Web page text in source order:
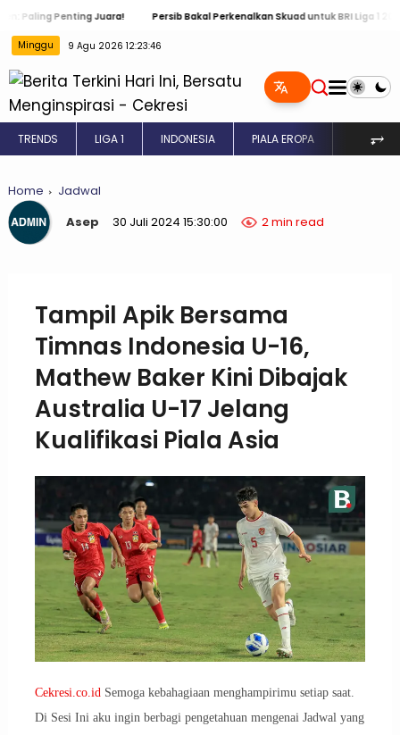
Penting Juara! Persib Bakal Perkenalkan Skuad untuk BRI Liga 1 2024 / 2025
Minggu 9 Agu 2026 12:23:47
TRENDS LIGA 1 INDONESIA PIALA EROPA INGGRIS
⥅
Home
Jadwal
Asep
30 Juli 2024 15:30:00 2 min read
Tampil Apik Bersama
Timnas Indonesia U-16,
Mathew Baker Kini Dibajak
Australia U-17 Jelang
Kualifikasi Piala Asia
Cekresi.co.idSemoga kebahagiaan menghampirimu setiap saat.
Di Sesi Ini aku ingin berbagi pengetahuan mengenai Jadwal yang